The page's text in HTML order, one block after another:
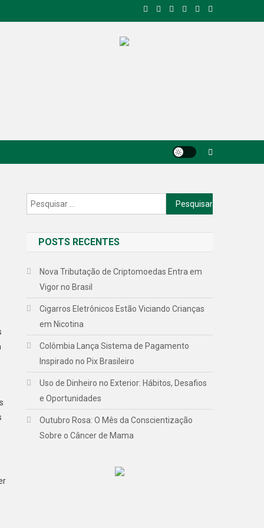
Pesquisar
por:
POSTS RECENTES
Nova Tributação de Criptomoedas Entra em
Vigor no Brasil
Cigarros Eletrônicos Estão Viciando Crianças
em Nicotina
Colômbia Lança Sistema de Pagamento
Inspirado no Pix Brasileiro
Uso de Dinheiro no Exterior: Hábitos, Desafios
e Oportunidades
Outubro Rosa: O Mês da Conscientização
Sobre o Câncer de Mama